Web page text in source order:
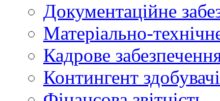
Документаційне
Матеріально-
Кадрове
Контингент